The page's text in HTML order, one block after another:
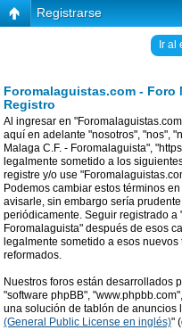
Registrarse
Ir al
Foromalaguistas.com - Foro
Registro
Al ingresar en
aquí en adelante "nosotros", "nos",
Malaga C.F. - Foromalaguista",
legalmente sometido a los
registre y/o use
Podemos cambiar estos términos
avisarle, sin embargo sería
periódicamente. Seguir registrado a
Foromalaguista" después de esos
legalmente sometido a esos
reformados.
Nuestros foros están desarrollados
"software phpBB",
una solución de tablón de anuncios
(General Public License en inglés)"